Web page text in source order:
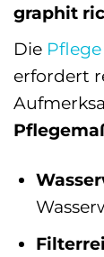
graphit
Die Pflege
erfordert